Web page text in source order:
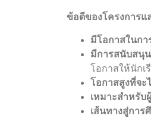
ข้อดีของโครงการแ
มีโอกาสในกา
มีการสนับสนุน
โอกาสให้นักเ
โอกาสสูงที่จะ
เหมาะสำหรับ
เส้นทางสู่การ